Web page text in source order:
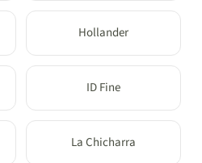
Hollander
ID Fine
La Chicharra